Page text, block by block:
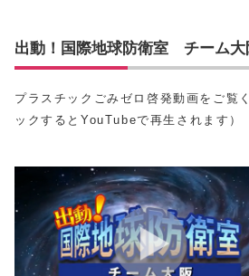
出動！国際地球防衛室 チーム大
プラスチックごみゼロ啓発動画をご覧
ックするとYouTubeで再生されます）